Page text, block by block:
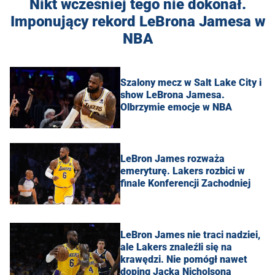
Nikt wcześniej tego nie dokonał.
Imponujący rekord LeBrona Jamesa w
NBA
Szalony mecz w Salt Lake City i
show LeBrona Jamesa.
Olbrzymie emocje w NBA
LeBron James rozważa
emeryturę. Lakers rozbici w
finale Konferencji Zachodniej
LeBron James nie traci nadziei,
ale Lakers znaleźli się na
krawędzi. Nie pomógł nawet
doping Jacka Nicholsona